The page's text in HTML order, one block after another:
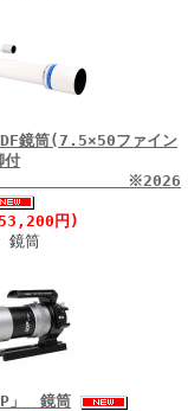
鏡筒(7.5×50ファイン
付
円)
鏡筒
」 鏡筒